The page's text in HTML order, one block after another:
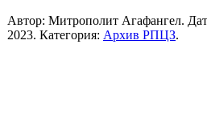
Автор: Митрополит Агафангел.
2023. Категория: Архив РПЦЗ.